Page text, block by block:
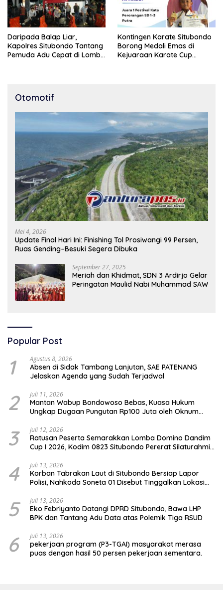
Daripada Balap Liar,
Kapolres Situbondo Tantang
Pemuda Adu Cepat di Lomba
Kontingen Karate Situbondo
Borong Medali Emas di
Kejuaraan Karate Cup
Otomotif
Mei 4, 2026
Update Final Hari Ini: Finishing Tol Prosiwangi 99 Persen,
Ruas Gending–Besuki Segera Dibuka
September 27, 2025
Meriah dan Khidmat, SDN 3 Ardirjo Gelar
Peringatan Maulid Nabi Muhammad SAW
Popular Post
1 Agustus 8, 2026
Absen di Sidak Tambang Lanjutan, SAE PATENANG
Jelaskan Agenda yang Sudah Terjadwal
2 Juli 11, 2026
Mantan Wabup Bondowoso Bebas, Kuasa Hukum
Ungkap Dugaan Pungutan Rp100 Juta oleh Oknum
3 Juli 12, 2026
Ratusan Peserta Semarakkan Lomba Domino Dandim
Cup I 2026, Kodim 0823 Situbondo Pererat Silaturahmi
4 Juli 13, 2026
Korban Tabrakan Laut di Situbondo Bersiap Lapor
Polisi, Nahkoda Soneta 01 Disebut Tinggalkan Lokasi
5 Juli 13, 2026
Eko Febriyanto Datangi DPRD Situbondo, Bawa LHP
BPK dan Tantang Adu Data atas Polemik Tiga RSUD
6 Juli 13, 2026
pekerjaan program (P3-TGAI) masyarakat merasa
puas dengan hasil 50 persen pekerjaan sementara.